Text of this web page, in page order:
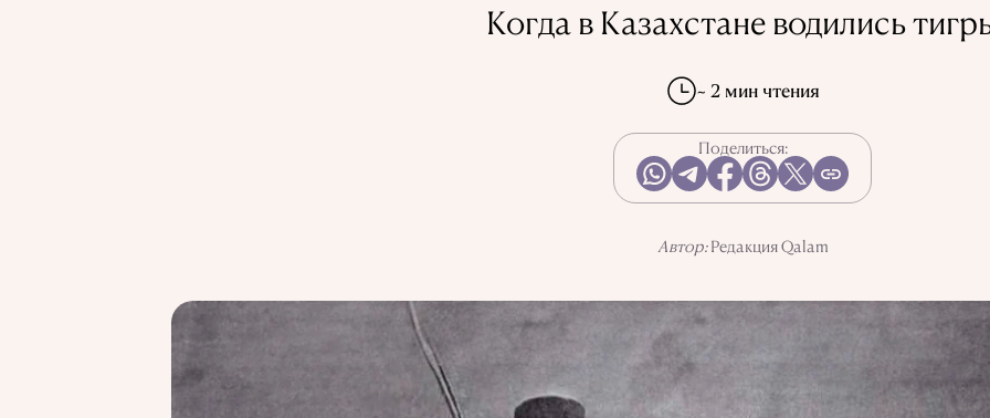
Когда в Казахстане водились
~ 2 мин чтения
Поделиться:
Автор:Редакция Qalam